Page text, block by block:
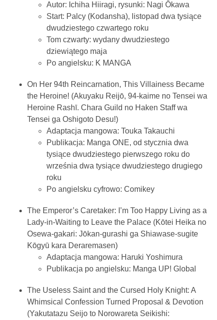
Autor: Ichiha Hiiragi, rysunki: Nagi Ōkawa
Start: Palcy (Kodansha), listopad dwa tysiące
dwudziestego czwartego roku
Tom czwarty: wydany dwudziestego
dziewiątego maja
Po angielsku: K MANGA
On Her 94th Reincarnation, This Villainess Became
the Heroine! (Akuyaku Reijō, 94-kaime no Tensei wa
Heroine Rashī. Chara Guild no Haken Staff wa
Tensei ga Oshigoto Desu!)
Adaptacja mangowa: Touka Takauchi
Publikacja: Manga ONE, od stycznia dwa
tysiące dwudziestego pierwszego roku do
września dwa tysiące dwudziestego drugiego
roku
Po angielsku cyfrowo: Comikey
The Emperor’s Caretaker: I’m Too Happy Living as a
Lady-in-Waiting to Leave the Palace (Kōtei Heika no
Osewa-gakari: Jōkan-gurashi ga Shiawase-sugite
Kōgyū kara Deraremasen)
Adaptacja mangowa: Haruki Yoshimura
Publikacja po angielsku: Manga UP! Global
The Useless Saint and the Cursed Holy Knight: A
Whimsical Confession Turned Proposal & Devotion
(Yakutatazu Seijo to Norowareta Seikishi: